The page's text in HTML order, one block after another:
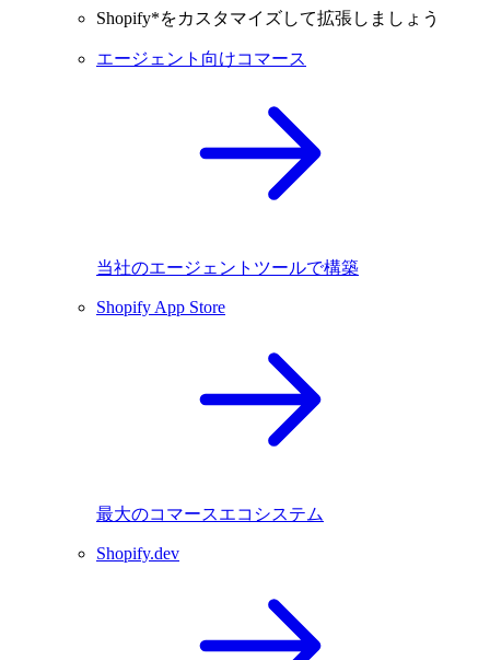
Shopify*をカスタマイズして拡張しましょう
エージェント向けコマース
当社のエージェントツールで構築
Shopify App Store
最大のコマースエコシステム
Shopify.dev